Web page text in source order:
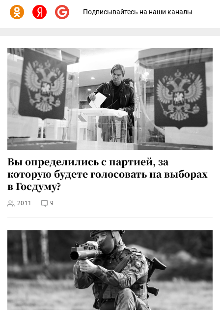
Подписывайтесь на наши каналы
Вы определились с партией, за
которую будете голосовать на выборах
в Госдуму?
2011 9